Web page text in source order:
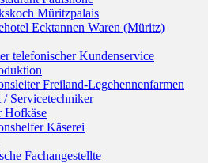
Müritzpalais
Ecktannen Waren (Müritz)
telefonischer Kundenservice
Freiland-Legehennenfarmen
Servicetechniker
Hofkäse
Käserei
Fachangestellte